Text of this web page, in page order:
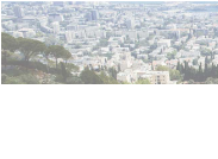
לחץ
כאן
לחץ
כדי